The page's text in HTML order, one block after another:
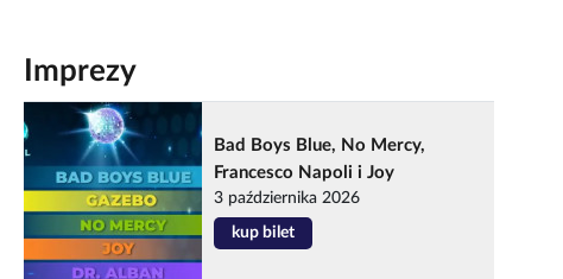
Imprezy
Bad Boys Blue, No Mercy,
Francesco Napoli i Joy
3 października 2026
kup bilet